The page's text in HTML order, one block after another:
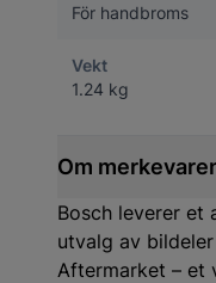
För handbroms
Vekt
1.24 kg
Om
Bosch leverer et
utvalg av
Aftermarket – et